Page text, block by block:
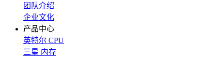
团队介绍
企业文化
产品中心
英特尔 CPU
三星 内存